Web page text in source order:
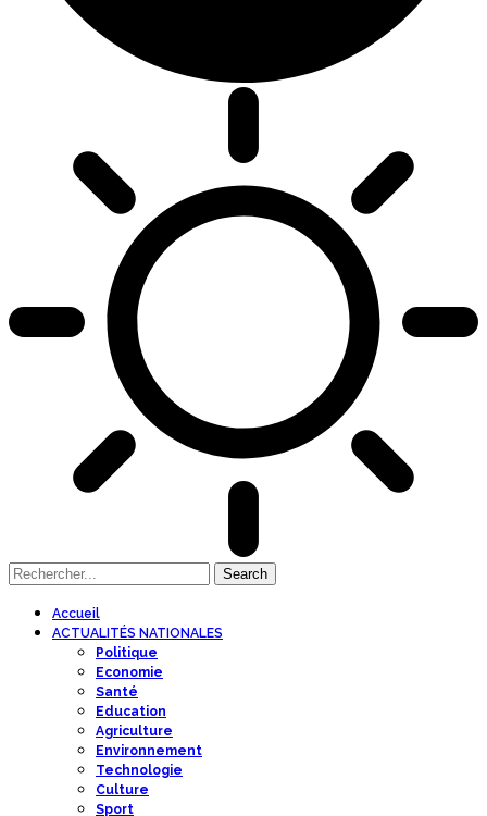
Accueil
ACTUALITÉS NATIONALES
Politique
Economie
Santé
Education
Agriculture
Environnement
Technologie
Culture
Sport